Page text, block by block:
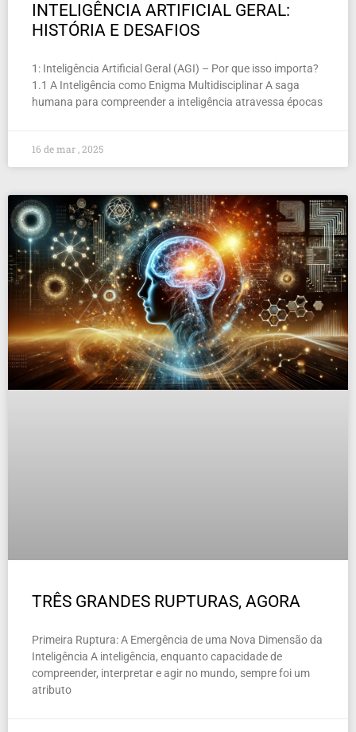
INTELIGÊNCIA ARTIFICIAL GERAL:
HISTÓRIA E DESAFIOS
1: Inteligência Artificial Geral (AGI) – Por que isso importa?
1.1 A Inteligência como Enigma Multidisciplinar A saga
humana para compreender a inteligência atravessa épocas
16 de mar , 2025
TRÊS GRANDES RUPTURAS, AGORA
Primeira Ruptura: A Emergência de uma Nova Dimensão da
Inteligência A inteligência, enquanto capacidade de
compreender, interpretar e agir no mundo, sempre foi um
atributo